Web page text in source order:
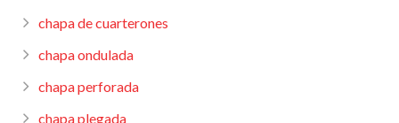
chapa de cuarterones
chapa ondulada
chapa perforada
chapa plegada